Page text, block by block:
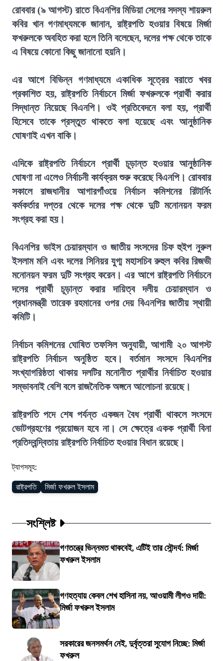
রোববার (৯ আগস্ট) রাতে বিএনপির মিডিয়া সেলের সদস্য শায়রুল
কবির খান গণমাধ্যমকে জানান, রাষ্ট্রপতি হওয়ার বিষয়ে মির্জা
ফখরুলকে অবহিত করা হলে তিনি বলেছেন, দলের পক্ষ থেকে তাকে
এ বিষয়ে কোনো কিছু জানানো হয়নি।
এর আগে বিভিন্ন গণমাধ্যমে একাধিক সূত্রের বরাতে খবর
প্রকাশিত হয়, রাষ্ট্রপতি নির্বাচনে মির্জা ফখরুলকে প্রার্থী করার
সিদ্ধান্ত নিয়েছে বিএনপি। ওই প্রতিবেদনে বলা হয়, প্রার্থী
হিসেবে তাকে প্রস্তুত থাকতে বলা হয়েছে এবং আনুষ্ঠানিক
ঘোষণাই এখন বাকি।
এদিকে রাষ্ট্রপতি নির্বাচনে প্রার্থী চূড়ান্ত হওয়ার আনুষ্ঠানিক
ঘোষণা না এলেও নির্বাচনী কার্যক্রম শুরু করেছে বিএনপি। রোববার
সকালে রাজধানীর আগারগাঁওয়ে নির্বাচন কমিশনের রিটার্নিং
কর্মকর্তার দপ্তর থেকে দলের পক্ষ থেকে দুটি মনোনয়ন ফরম
সংগ্রহ করা হয়।
বিএনপির ভাইস চেয়ারম্যান ও জাতীয় সংসদের চিফ হুইপ নুরুল
ইসলাম মনি এবং দলের সিনিয়র যুগ্ম মহাসচিব রুহুল কবির রিজভী
মনোনয়ন ফরম দুটি সংগ্রহ করেন। এর আগে রাষ্ট্রপতি নির্বাচনে
দলের প্রার্থী চূড়ান্ত করার দায়িত্ব দলীয় চেয়ারম্যান ও
প্রধানমন্ত্রী তারেক রহমানের ওপর দেয় বিএনপির জাতীয় স্থায়ী
কমিটি।
নির্বাচন কমিশনের ঘোষিত তফসিল অনুযায়ী, আগামী ২০ আগস্ট
রাষ্ট্রপতি নির্বাচন অনুষ্ঠিত হবে। বর্তমান সংসদে বিএনপির
সংখ্যাগরিষ্ঠতা থাকায় দলটির মনোনীত প্রার্থীর নির্বাচিত হওয়ার
সম্ভাবনাই বেশি বলে রাজনৈতিক অঙ্গনে আলোচনা রয়েছে।
রাষ্ট্রপতি পদে শেষ পর্যন্ত একজন বৈধ প্রার্থী থাকলে সংসদে
ভোটগ্রহণের প্রয়োজন হবে না। সে ক্ষেত্রে একক প্রার্থী বিনা
প্রতিদ্বন্দ্বিতায় রাষ্ট্রপতি নির্বাচিত হওয়ার বিধান রয়েছে।
ট্যাগসমূহ:
রাষ্ট্রপতি মির্জা ফখরুল ইসলাম
সংশ্লিষ্ট
গণতন্ত্রে ভিন্নমত থাকবেই, এটিই তার সৌন্দর্য: মির্জা
ফখরুল ইসলাম
গণহত্যায় কেবল শেখ হাসিনা নয়, আওয়ামী লীগও দায়ী:
মির্জা ফখরুল ইসলাম
সরকারের জনসমর্থন নেই, দুর্বৃত্তরা সুযোগ নিচ্ছে: মির্জা
ফখরুল